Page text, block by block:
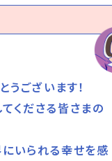
うございます！
くださる皆さまの
いられる幸せを感